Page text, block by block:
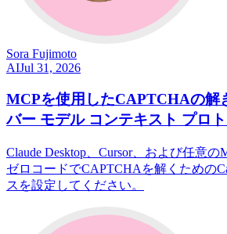
Sora Fujimoto
AIJul 31, 2026
MCPを使用したCAPTCHAの解
バー モデル コンテキスト プロ
Claude Desktop、Cursor、および任意
ゼロコードでCAPTCHAを解くための
スを設定してください。